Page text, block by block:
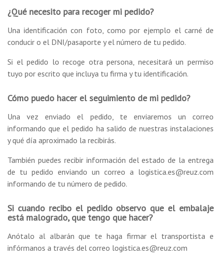
¿Qué necesito para recoger mi pedido?
Una identificación con foto, como por ejemplo el carné de
conducir o el DNI/pasaporte y el número de tu pedido.
Si el pedido lo recoge otra persona, necesitará un permiso
tuyo por escrito que incluya tu firma y tu identificación.
Cómo puedo hacer el seguimiento de mi pedido?
Una vez enviado el pedido, te enviaremos un correo
informando que el pedido ha salido de nuestras instalaciones
y qué día aproximado la recibirás.
También puedes recibir información del estado de la entrega
de tu pedido enviando un correo a logistica.es@reuz.com
informando de tu número de pedido.
Si cuando recibo el pedido observo que el embalaje
está malogrado, que tengo que hacer?
Anótalo al albarán que te haga firmar el transportista e
infórmanos a través del correo logistica.es@reuz.com